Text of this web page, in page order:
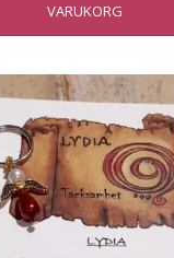
VARUKORG